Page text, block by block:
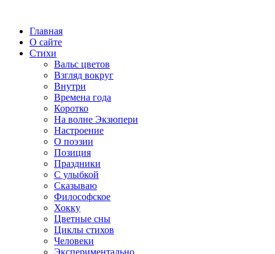
Главная
О сайте
Стихи
Вальс цветов
Взгляд вокруг
Внутри
Времена года
Коротко
На волне Экзюпери
Настроение
О поэзии
Позиция
Праздники
С улыбкой
Сказываю
Философское
Хокку
Цветные сны
Циклы стихов
Человеки
Экспериментально